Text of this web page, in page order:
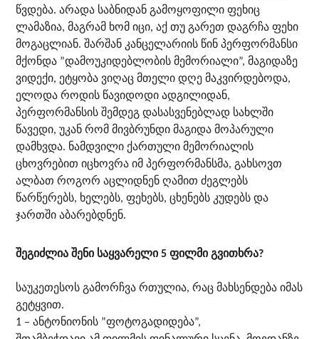
წვდება. არადა საბნიდან გამოყოფილი ფეხიც
ლამაზია, მაგრამ ხომ იცი, აქ თუ გარეთ დაგრჩა ფეხი
მოგაცლიან. შარშან კანცელარიის წინ პერფორმანსი
მქონდა ”დამოუკიდებლობის მემორიალი”, მაგიდაზე
ვიდექი, ეტყობა ვიღაც მთელი დღე მაკვირდებოდა,
ელოდა როდის წავიდოდი ადგილიდან,
პერფორმანსის შემდეგ დასასვენებლად სახლში
წავედი, უკან რომ მივბრუნდი მაგიდა მოპარული
დამხვდა. ნამდვილი ქართული მემორიალის
ცხოვრებით იცხოვრა იმ პერფორმანსმა, გახსოვთ
ალბათ როგორ აცლიდნენ ღამით ძეგლებს
წარწერებს, ხელებს, ფეხებს, ცხენებს კუდებს და
ჯართში აბარებდნენ.
შეგიძლია შენი საყვარელი 5 ფილმი გვითხრა?
საუკეთესოს გამორჩვა რთულია, რაც მახსენდება იმას
გეტყვით.
1 – ანტონიონის ”ფოტოგადიდება”,